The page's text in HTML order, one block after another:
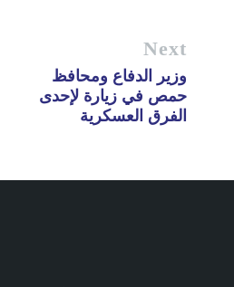
Next
وزير الدفاع ومحافظ
حمص في زيارة لإحدى
الفرق العسكرية